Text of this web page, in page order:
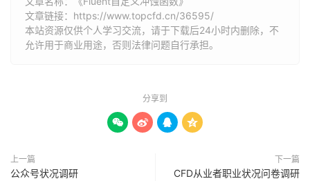
文章链接： https://www.topcfd.cn/36595/
本站资源仅供个人学习交流，请于下载后24小时内删除，不
允许用于商业用途，否则法律问题自行承担。
分享到
   
上一篇
公众号状况调研
下一篇
CFD从业者职业状况问卷调研